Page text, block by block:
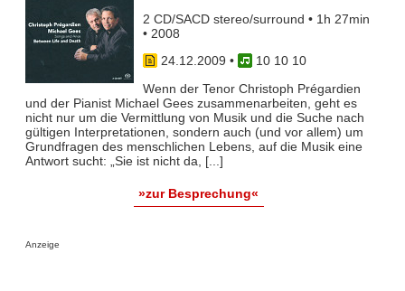
2 CD/SACD stereo/surround • 1h 27min
• 2008
24.12.2009 •
10 10 10
Wenn der Tenor Christoph Prégardien
und der Pianist Michael Gees zusammenarbeiten, geht es
nicht nur um die Vermittlung von Musik und die Suche nach
gültigen Interpretationen, sondern auch (und vor allem) um
Grundfragen des menschlichen Lebens, auf die Musik eine
Antwort sucht: „Sie ist nicht da, [...]
»zur Besprechung«
Anzeige